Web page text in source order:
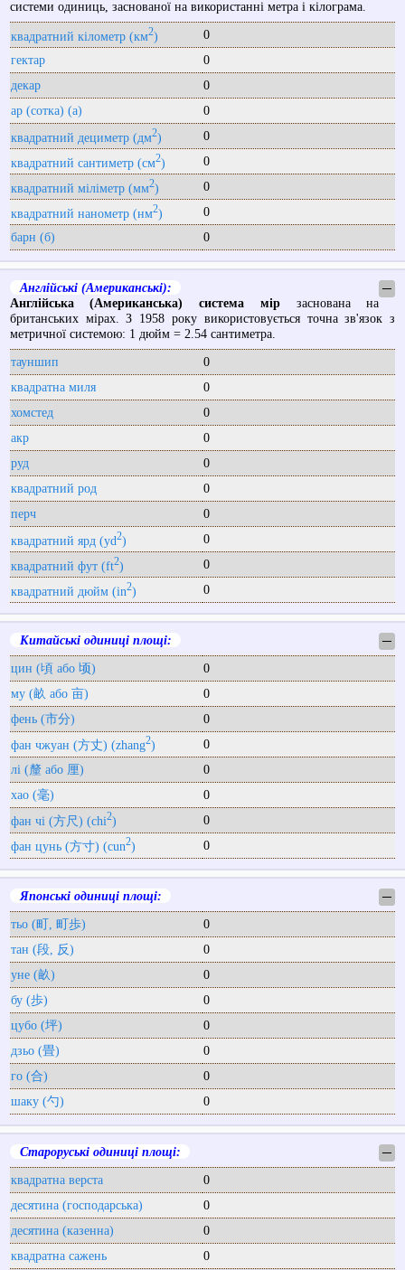
системи одиниць, заснованої на використанні метра і кілограма.
квадратний кілометр (км2)
0
гектар
0
декар
0
ар (сотка) (a)
0
квадратний дециметр (дм2)
0
квадратний сантиметр (см2)
0
квадратний міліметр (мм2)
0
квадратний нанометр (нм2)
0
барн (б)
0
Англійські (Американські):
─
Англійська (Американська) система мірзаснована на
британських мірах. З 1958 року використовується точна зв'язок з
метричної системою: 1 дюйм = 2.54 сантиметра.
тауншип
0
квадратна миля
0
хомстед
0
акр
0
руд
0
квадратний род
0
перч
0
квадратний ярд (yd2)
0
квадратний фут (ft2)
0
квадратний дюйм (in2) 0
Китайські одиниці площі:
─
цин (頃 або 顷)
0
му (畝 або 亩)
0
фень (市分)
0
фан чжуан (方丈) (zhang2)
0
лі (釐 або 厘)
0
хао (毫)
0
фан чі (方尺) (chi2)
0
фан цунь (方寸) (cun2) 0
Японські одиниці площі:
─
тьо (町, 町歩)
0
тан (段, 反)
0
уне (畝)
0
бу (歩)
0
цубо (坪)
0
дзьо (畳)
0
го (合)
0
шаку (勺)
0
Староруські одиниці площі:
─
квадратна верста
0
десятина (господарська)
0
десятина (казенна)
0
квадратна сажень
0